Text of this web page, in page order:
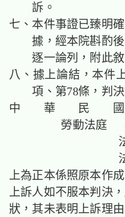
訴。
七、本件事證已臻明
據，經本院斟酌
逐一論列，附此敘
八、據上論結，本件
項、第78條，判
中 華 民
勞動法庭 審判
法 官
法 官
上為正本係照原本作成
上訴人如不服本判決
狀，其未表明上訴理